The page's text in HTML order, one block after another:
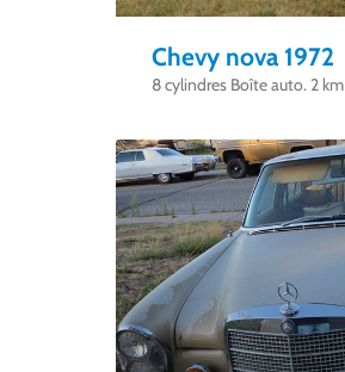
Chevy nova 1972
8 cylindres Boîte auto. 2 km